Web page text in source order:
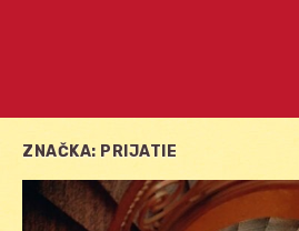
ZNAČKA: PRIJATIE